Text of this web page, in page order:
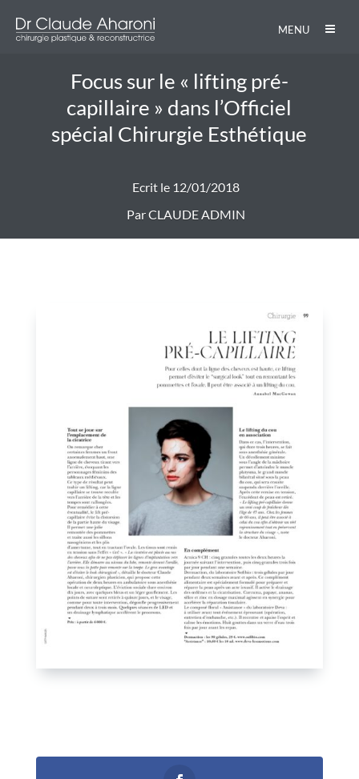
Focus sur le « lifting pré-
capillaire » dans l’Officiel
spécial Chirurgie Esthétique
Ecrit le 12/01/2018
Par CLAUDE ADMIN
MENU